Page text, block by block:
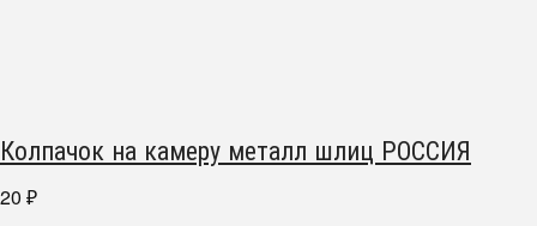
Колпачок на камеру металл шлиц РОССИЯ
20 ₽